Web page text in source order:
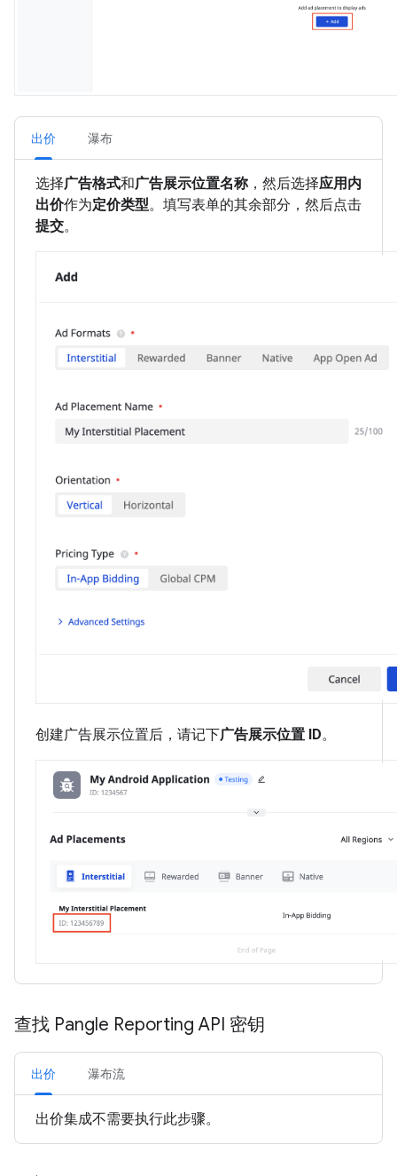
出价 瀑布
选择广告格式和广告展示位置名称，然后选择应用内
出价作为定价类型。填写表单的其余部分，然后点击
提交。
创建广告展示位置后，请记下广告展示位置 ID。
查找 Pangle Reporting API 密钥
出价 瀑布流
出价集成不需要执行此步骤。